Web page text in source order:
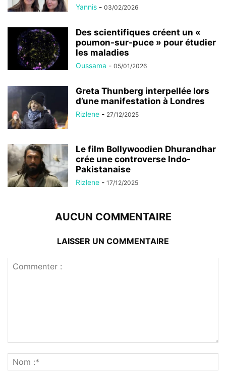
Yannis - 03/02/2026
Des scientifiques créent un «
poumon-sur-puce » pour étudier
les maladies
Oussama - 05/01/2026
Greta Thunberg interpellée lors
d’une manifestation à Londres
Rizlene - 27/12/2025
Le film Bollywoodien Dhurandhar
crée une controverse Indo-
Pakistanaise
Rizlene - 17/12/2025
AUCUN COMMENTAIRE
LAISSER UN COMMENTAIRE